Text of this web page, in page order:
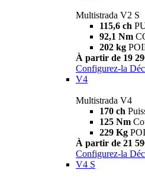
Multistrada V2 S
115,6 ch
92,1 Nm
202 kg
À partir de 19
Configurez-la
V4
Multistrada V4
170 ch
125 Nm
229 Kg
À partir de 21
Configurez-la
V4 S